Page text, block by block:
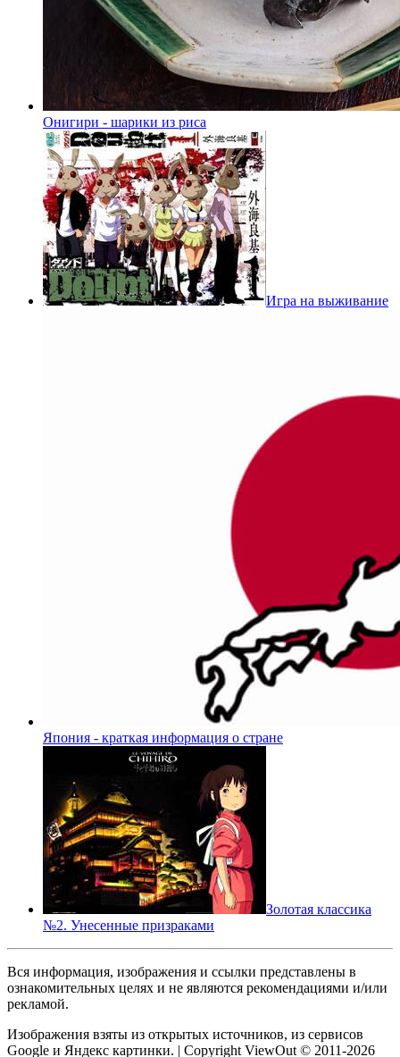
Онигири - шарики из риса
Игра на выживание
Япония - краткая информация о стране
Золотая классика
№2. Унесенные призраками
Вся информация, изображения и ссылки представлены в
ознакомительных целях и не являются рекомендациями и/или
рекламой.
Изображения взяты из открытых источников, из сервисов
Google и Яндекс картинки. | Copyright ViewOut © 2011-2026